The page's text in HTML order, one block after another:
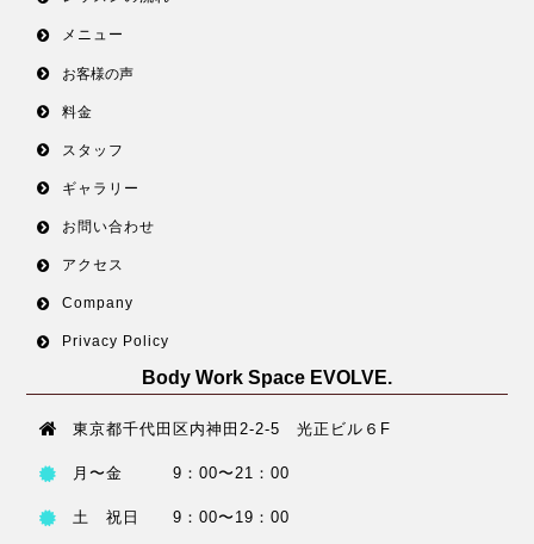
メニュー
お客様の声
料金
スタッフ
ギャラリー
お問い合わせ
アクセス
Company
Privacy Policy
Body Work Space EVOLVE.
東京都千代田区内神田2-2-5 光正ビル６F
月〜金 9：00〜21：00
土 祝日 9：00〜19：00